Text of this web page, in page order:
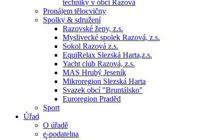
techniky v obci Razová
Pronájem tělocvičny
Spolky & sdružení
Razovské ženy, z.s.
Myslivecké spolek Razová, z.s.
Sokol Razová z.s.
EquiRelax Slezská Harta,z.s.
Yacht club Razová, z.s.
MAS Hrubý Jeseník
Mikroregion Slezská Harta
Svazek obcí "Bruntálsko"
Euroregion Praděd
Sport
Úřad
O úřadě
e-podatelna